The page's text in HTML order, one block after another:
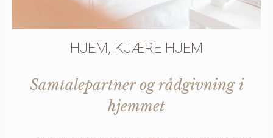
HJEM, KJÆRE HJEM
Samtalepartner og rådgivning i
hjemmet